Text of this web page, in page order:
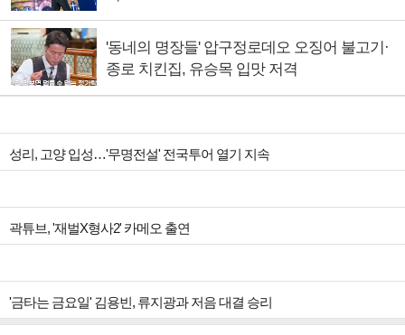
'동네의 명장들' 압구정로데오 오징어 불고기·
종로 치킨집, 유승목 입맛 저격
성리, 고양 입성…'무명전설' 전국투어 열기 지속
곽튜브, '재벌X형사2' 카메오 출연
'금타는 금요일' 김용빈, 류지광과 저음 대결 승리